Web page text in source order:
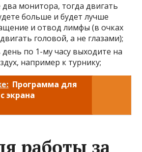
два монитора, тогда двигать
больше и будет лучше
и отвод лимфы (в очках
головой, а не глазами);
день по 1-му часу выходите на
например к турнику;
Программа для
экрана
работы за